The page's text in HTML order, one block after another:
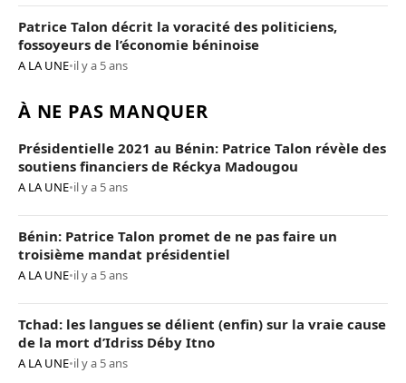
Patrice Talon décrit la voracité des politiciens,
fossoyeurs de l’économie béninoise
A LA UNE•il y a 5 ans
À NE PAS MANQUER
Présidentielle 2021 au Bénin: Patrice Talon révèle des
soutiens financiers de Réckya Madougou
A LA UNE•il y a 5 ans
Bénin: Patrice Talon promet de ne pas faire un
troisième mandat présidentiel
A LA UNE•il y a 5 ans
Tchad: les langues se délient (enfin) sur la vraie cause
de la mort d’Idriss Déby Itno
A LA UNE•il y a 5 ans